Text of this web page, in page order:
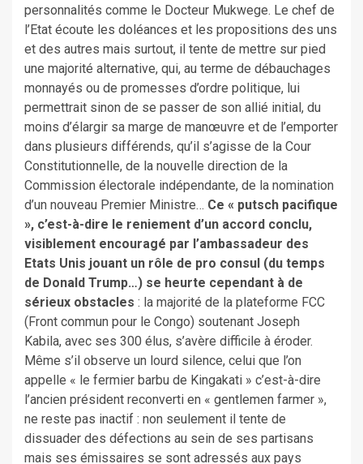
personnalités comme le Docteur Mukwege. Le chef de
l’Etat écoute les doléances et les propositions des uns
et des autres mais surtout, il tente de mettre sur pied
une majorité alternative, qui, au terme de débauchages
monnayés ou de promesses d’ordre politique, lui
permettrait sinon de se passer de son allié initial, du
moins d’élargir sa marge de manœuvre et de l’emporter
dans plusieurs différends, qu’il s’agisse de la Cour
Constitutionnelle, de la nouvelle direction de la
Commission électorale indépendante, de la nomination
d’un nouveau Premier Ministre… Ce « putsch pacifique
», c’est-à-dire le reniement d’un accord conclu,
visiblement encouragé par l’ambassadeur des
Etats Unis jouant un rôle de pro consul (du temps
de Donald Trump…) se heurte cependant à de
sérieux obstacles : la majorité de la plateforme FCC
(Front commun pour le Congo) soutenant Joseph
Kabila, avec ses 300 élus, s’avère difficile à éroder.
Même s’il observe un lourd silence, celui que l’on
appelle « le fermier barbu de Kingakati » c’est-à-dire
l’ancien président reconverti en « gentlemen farmer »,
ne reste pas inactif : non seulement il tente de
dissuader des défections au sein de ses partisans
mais ses émissaires se sont adressés aux pays